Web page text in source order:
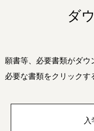
ダ
願書等、必要書類がダウ
必要な書類をクリックす